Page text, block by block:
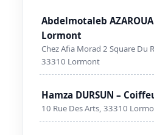
Abdelmotaleb
Lormont
Chez Afia Morad 2 Square Du
33310 Lormont
Hamza DURSUN –
10 Rue Des Arts, 33310